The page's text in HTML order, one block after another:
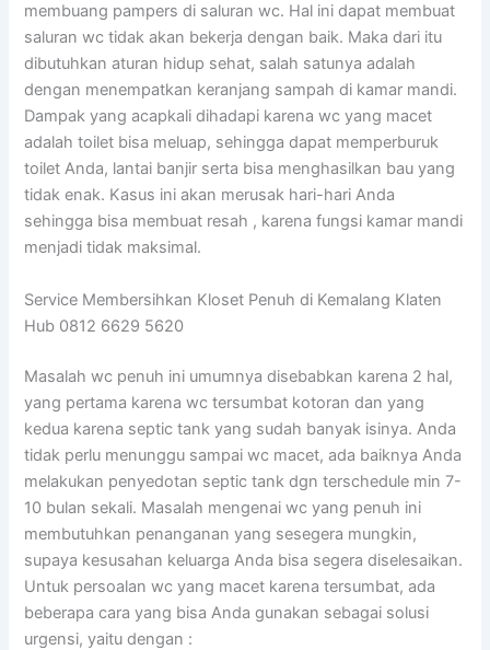
membuang pampers di saluran wc. Hal ini dapat membuat
saluran wc tidak akan bekerja dengan baik. Maka dari itu
dibutuhkan aturan hidup sehat, salah satunya adalah
dengan menempatkan keranjang sampah di kamar mandi.
Dampak yang acapkali dihadapi karena wc yang macet
adalah toilet bisa meluap, sehingga dapat memperburuk
toilet Anda, lantai banjir serta bisa menghasilkan bau yang
tidak enak. Kasus ini akan merusak hari-hari Anda
sehingga bisa membuat resah , karena fungsi kamar mandi
menjadi tidak maksimal.
Service Membersihkan Kloset Penuh di Kemalang Klaten
Hub 0812 6629 5620
Masalah wc penuh ini umumnya disebabkan karena 2 hal,
yang pertama karena wc tersumbat kotoran dan yang
kedua karena septic tank yang sudah banyak isinya. Anda
tidak perlu menunggu sampai wc macet, ada baiknya Anda
melakukan penyedotan septic tank dgn terschedule min 7-
10 bulan sekali. Masalah mengenai wc yang penuh ini
membutuhkan penanganan yang sesegera mungkin,
supaya kesusahan keluarga Anda bisa segera diselesaikan.
Untuk persoalan wc yang macet karena tersumbat, ada
beberapa cara yang bisa Anda gunakan sebagai solusi
urgensi, yaitu dengan :